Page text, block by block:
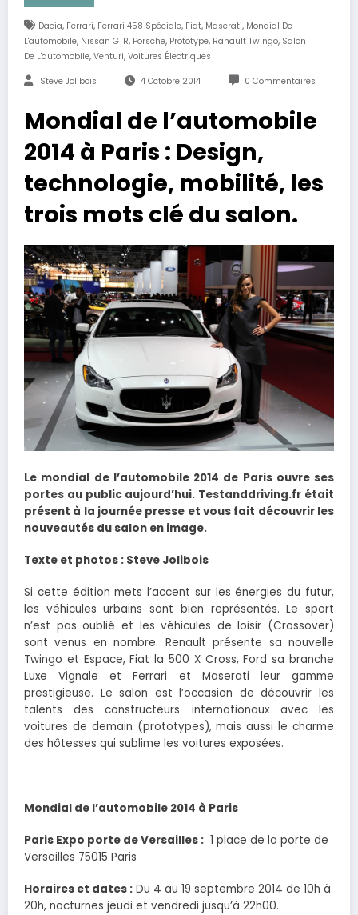
Dacia, Ferrari, Ferrari 458 Spéciale, Fiat, Maserati, Mondial De
L'automobile, Nissan GTR, Porsche, Prototype, Ranault Twingo, Salon
De L'automobile, Venturi, Voitures Électriques
Steve Jolibois 4 Octobre 2014 0 Commentaires
Mondial de l’automobile
2014 à Paris : Design,
technologie, mobilité, les
trois mots clé du salon.
Le mondial de l’automobile 2014 de Paris ouvre ses
portes au public aujourd’hui. Testanddriving.fr était
présent à la journée presse et vous fait découvrir les
nouveautés du salon en image.
Texte et photos : Steve Jolibois
Si cette édition mets l’accent sur les énergies du futur,
les véhicules urbains sont bien représentés. Le sport
n’est pas oublié et les véhicules de loisir (Crossover)
sont venus en nombre. Renault présente sa nouvelle
Twingo et Espace, Fiat la 500 X Cross, Ford sa branche
Luxe Vignale et Ferrari et Maserati leur gamme
prestigieuse. Le salon est l’occasion de découvrir les
talents des constructeurs internationaux avec les
voitures de demain (prototypes), mais aussi le charme
des hôtesses qui sublime les voitures exposées.
Mondial de l’automobile 2014 à Paris
Paris Expo porte de Versailles : 1 place de la porte de
Versailles 75015 Paris
Horaires et dates : Du 4 au 19 septembre 2014 de 10h à
20h, nocturnes jeudi et vendredi jusqu’à 22h00.